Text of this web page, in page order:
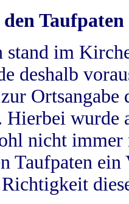
Taufpaten
stand im
deshalb
Hierbei wurde
nicht
Taufpaten